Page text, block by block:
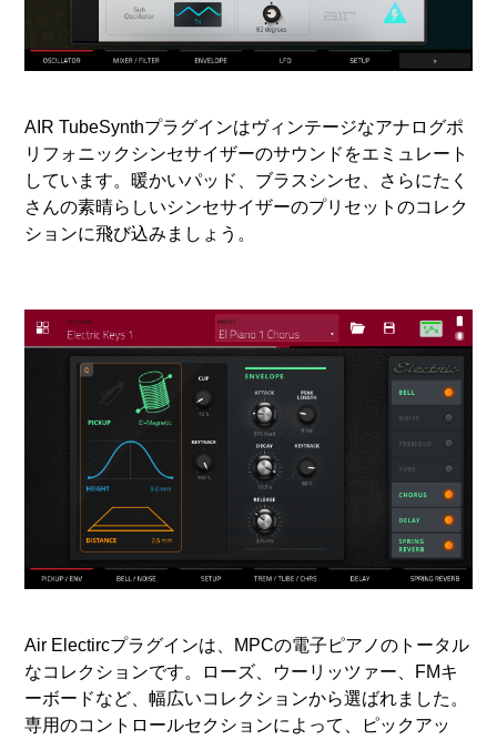
AIR TubeSynthプラグインはヴィンテージなアナログポ
リフォニックシンセサイザーのサウンドをエミュレート
しています。暖かいパッド、ブラスシンセ、さらにたく
さんの素晴らしいシンセサイザーのプリセットのコレク
ションに飛び込みましょう。
Air Electircプラグインは、MPCの電子ピアノのトータル
なコレクションです。ローズ、ウーリッツァー、FMキ
ーボードなど、幅広いコレクションから選ばれました。
専用のコントロールセクションによって、ピックアッ